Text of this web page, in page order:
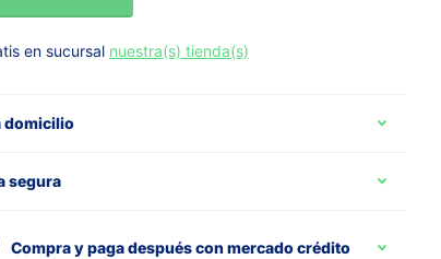
en sucursal nuestra(s) tienda(s)
domicilio
segura
Compra y paga después con mercado crédito